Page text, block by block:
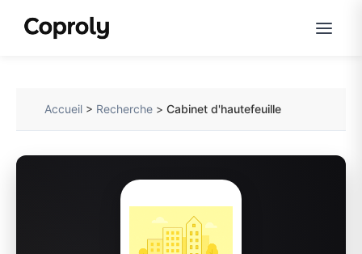
Accueil > Recherche >Cabinet d'hautefeuille